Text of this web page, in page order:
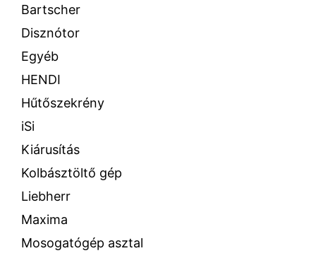
Bartscher
Disznótor
Egyéb
HENDI
Hűtőszekrény
iSi
Kiárusítás
Kolbásztöltő gép
Liebherr
Maxima
Mosogatógép asztal